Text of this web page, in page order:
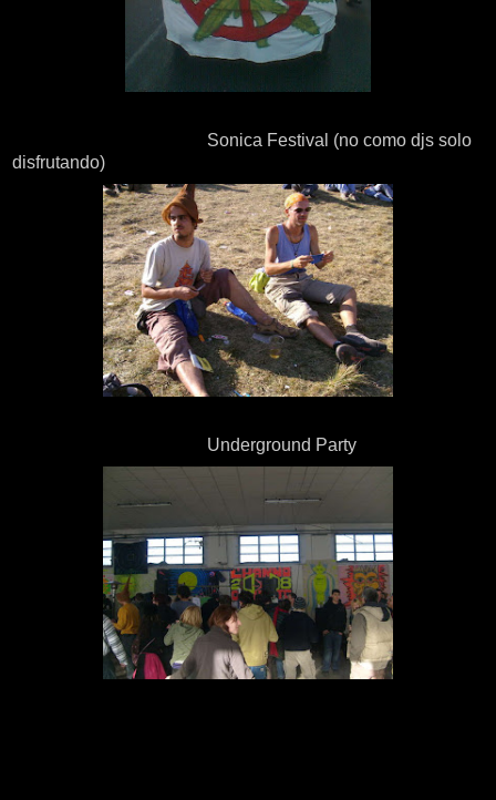
Sonica Festival (no como djs solo
disfrutando)
Underground Party